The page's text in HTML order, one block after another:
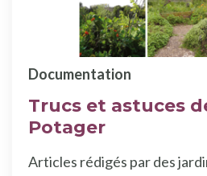
Trucs et astuces
Potager
Documentation
Articles rédigés par des